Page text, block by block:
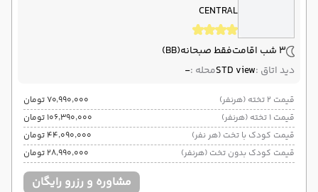
CENTRAL
3 شب اقامت فقط صبحانه(BB)
دید اتاق :STD viewمحله :-
قیمت 2 تخته (هرنفر)
۷۰٬۹۹۰٬۰۰۰ تومان
قیمت 1 تخته (هرنفر)
۱۰۶٬۳۹۰٬۰۰۰ تومان
قیمت کودک با تخت (هر نفر)
۴۴٬۰۹۰٬۰۰۰ تومان
قیمت کودک بدون تخت (هرنفر)
۲۸٬۹۹۰٬۰۰۰ تومان
مشاوره و رزرو رایگان